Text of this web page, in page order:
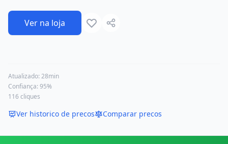
Ver na loja
Atualizado: 28min
Confiança: 95%
116 cliques
Ver historico de precos Comparar precos